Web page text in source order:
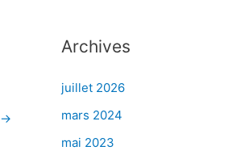
→
Archives
juillet 2026
mars 2024
mai 2023